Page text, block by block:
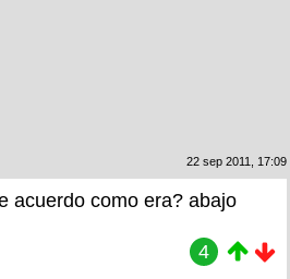
22 sep 2011, 17:09
acuerdo como era? abajo
4